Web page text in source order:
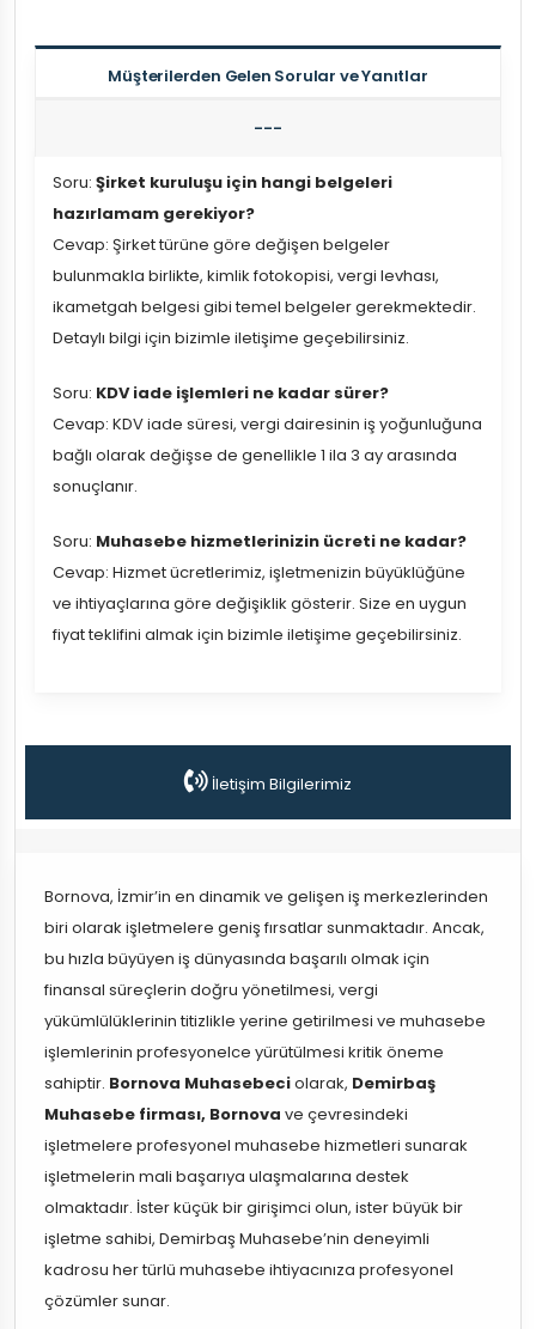
Müşterilerden Gelen Sorular ve Yanıtlar
---
Soru: Şirket kuruluşu için hangi belgeleri
hazırlamam gerekiyor?
Cevap: Şirket türüne göre değişen belgeler
bulunmakla birlikte, kimlik fotokopisi, vergi levhası,
ikametgah belgesi gibi temel belgeler gerekmektedir.
Detaylı bilgi için bizimle iletişime geçebilirsiniz.
Soru: KDV iade işlemleri ne kadar sürer?
Cevap: KDV iade süresi, vergi dairesinin iş yoğunluğuna
bağlı olarak değişse de genellikle 1 ila 3 ay arasında
sonuçlanır.
Soru: Muhasebe hizmetlerinizin ücreti ne kadar?
Cevap: Hizmet ücretlerimiz, işletmenizin büyüklüğüne
ve ihtiyaçlarına göre değişiklik gösterir. Size en uygun
fiyat teklifini almak için bizimle iletişime geçebilirsiniz.
İletişim Bilgilerimiz
Bornova, İzmir’in en dinamik ve gelişen iş merkezlerinden
biri olarak işletmelere geniş fırsatlar sunmaktadır. Ancak,
bu hızla büyüyen iş dünyasında başarılı olmak için
finansal süreçlerin doğru yönetilmesi, vergi
yükümlülüklerinin titizlikle yerine getirilmesi ve muhasebe
işlemlerinin profesyonelce yürütülmesi kritik öneme
sahiptir. Bornova Muhasebeciolarak, Demirbaş
Muhasebe firması, Bornova ve çevresindeki
işletmelere profesyonel muhasebe hizmetleri sunarak
işletmelerin mali başarıya ulaşmalarına destek
olmaktadır. İster küçük bir girişimci olun, ister büyük bir
işletme sahibi, Demirbaş Muhasebe’nin deneyimli
kadrosu her türlü muhasebe ihtiyacınıza profesyonel
çözümler sunar.